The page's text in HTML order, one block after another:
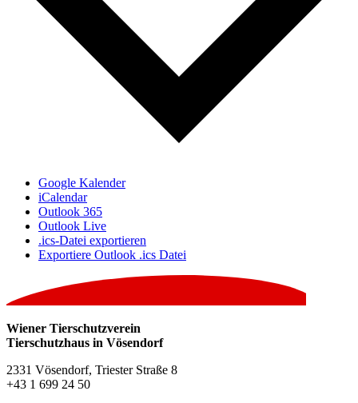
Google Kalender
iCalendar
Outlook 365
Outlook Live
.ics-Datei exportieren
Exportiere Outlook .ics Datei
Wiener Tierschutzverein
Tierschutzhaus in Vösendorf
2331 Vösendorf, Triester Straße 8
+43 1 699 24 50